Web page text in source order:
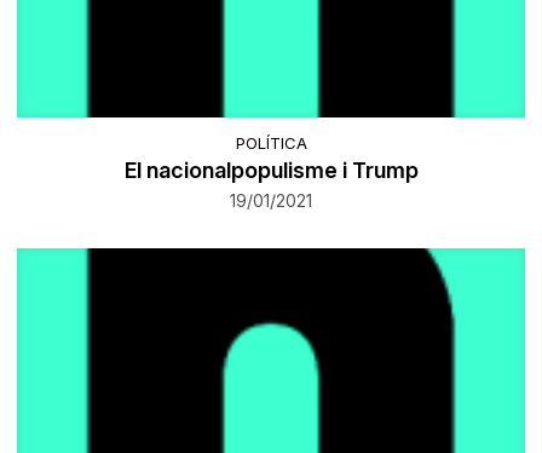
POLÍTICA
El nacionalpopulisme i Trump
19/01/2021